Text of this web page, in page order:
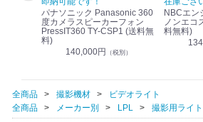
パナソニック Panasonic 360
度カメラスピーカーフォン
PressIT360 TY-CSP1 (送料無
料)
140,000円 （税別）
NBCエン
ノンエコ
料無料)
全商品 撮影機材
ビデオライト
全商品
メーカー別 LPL 撮影用ライト